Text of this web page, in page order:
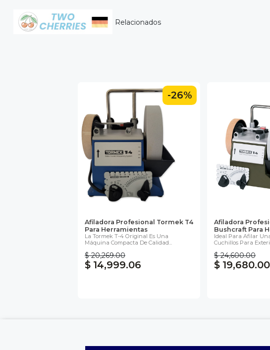
Relacionados
-26%
Afiladora Profesional Tormek T4
Para Herramientas
La Tormek T-4 Original Es Una
Máquina Compacta De Calidad...
$ 20,269.00
$ 14,999.06
Afiladora
Bushcraft Para
Ideal Para Afilar
Cuchillos Para
$ 24,600.00
$ 19,680.00